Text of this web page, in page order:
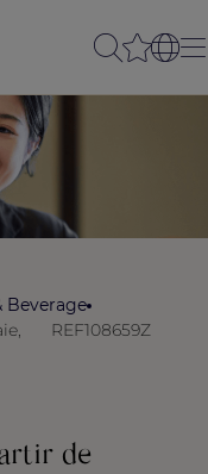
Beverage
REF108659Z
de